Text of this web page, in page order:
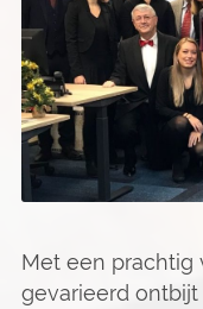
Met een prachtig
gevarieerd